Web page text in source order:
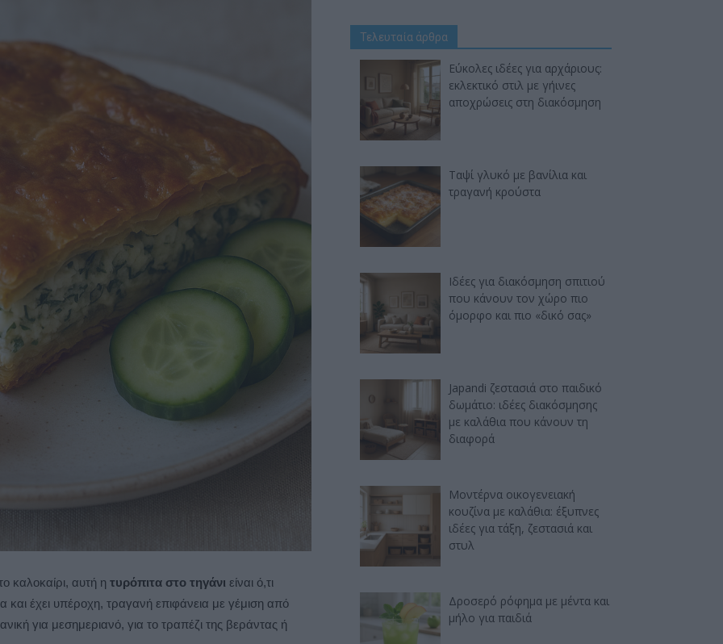
καλοκαίρι, αυτή η τυρόπιτα στο τηγάνι είναι ό,τι
και έχει υπέροχη, τραγανή επιφάνεια με γέμιση από
για μεσημεριανό, για το τραπέζι της βεράντας ή
Τελευταία άρθρα
Εύκολες ιδέες για αρχάριους:
εκλεκτικό στιλ με γήινες
αποχρώσεις στη διακόσμηση
Ταψί γλυκό με βανίλια και
τραγανή κρούστα
Ιδέες για διακόσμηση σπιτιού
που κάνουν τον χώρο πιο
όμορφο και πιο «δικό σας»
Japandi ζεστασιά στο παιδικό
δωμάτιο: ιδέες διακόσμησης
με καλάθια που κάνουν τη
διαφορά
Μοντέρνα οικογενειακή
κουζίνα με καλάθια: έξυπνες
ιδέες για τάξη, ζεστασιά και
στυλ
Δροσερό ρόφημα με μέντα και
μήλο για παιδιά